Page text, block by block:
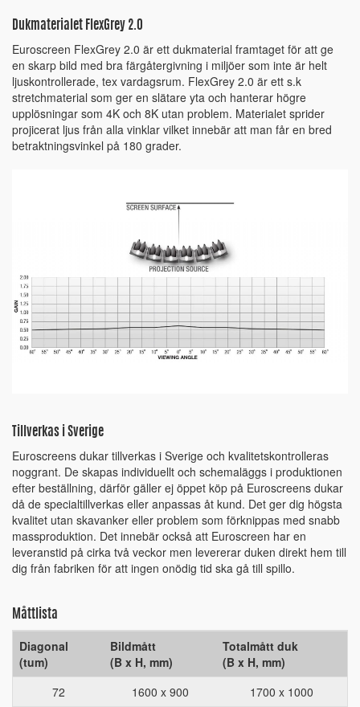
Dukmaterialet FlexGrey 2.0
Euroscreen FlexGrey 2.0 är ett dukmaterial framtaget för att ge
en skarp bild med bra färgåtergivning i miljöer som inte är helt
ljuskontrollerade, tex vardagsrum. FlexGrey 2.0 är ett s.k
stretchmaterial som ger en slätare yta och hanterar högre
upplösningar som 4K och 8K utan problem. Materialet sprider
projicerat ljus från alla vinklar vilket innebär att man får en bred
betraktningsvinkel på 180 grader.
Tillverkas i Sverige
Euroscreens dukar tillverkas i Sverige och kvalitetskontrolleras
noggrant. De skapas individuellt och schemaläggs i produktionen
efter beställning, därför gäller ej öppet köp på Euroscreens dukar
då de specialtillverkas eller anpassas åt kund. Det ger dig högsta
kvalitet utan skavanker eller problem som förknippas med snabb
massproduktion. Det innebär också att Euroscreen har en
leveranstid på cirka två veckor men levererar duken direkt hem till
dig från fabriken för att ingen onödig tid ska gå till spillo.
Måttlista
Diagonal
(tum)
Bildmått
(B x H, mm)
Totalmått duk
(B x H, mm)
72
1600 x 900
1700 x 1000